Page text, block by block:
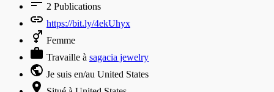
2 Publications
https://bit.ly/4ekUhyx
Femme
Travaille à sagacia jewelry
Je suis en/au United States